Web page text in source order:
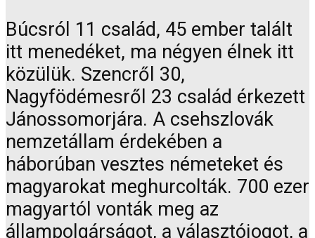
Búcsról 11 család, 45 ember talált
itt menedéket, ma négyen élnek itt
közülük. Szencről 30,
Nagyfödémesről 23 család érkezett
Jánossomorjára. A csehszlovák
nemzetállam érdekében a
háborúban vesztes németeket és
magyarokat meghurcolták. 700 ezer
magyartól vonták meg az
állampolgárságot, a választójogot, a